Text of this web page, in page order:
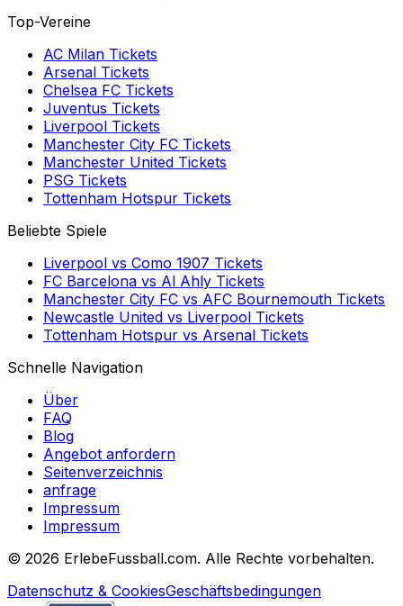
Top-Vereine
AC Milan Tickets
Arsenal Tickets
Chelsea FC Tickets
Juventus Tickets
Liverpool Tickets
Manchester City FC Tickets
Manchester United Tickets
PSG Tickets
Tottenham Hotspur Tickets
Beliebte Spiele
Liverpool vs Como 1907 Tickets
FC Barcelona vs Al Ahly Tickets
Manchester City FC vs AFC Bournemouth Tickets
Newcastle United vs Liverpool Tickets
Tottenham Hotspur vs Arsenal Tickets
Schnelle Navigation
Über
FAQ
Blog
Angebot anfordern
Seitenverzeichnis
anfrage
Impressum
Impressum
© 2026 ErlebeFussball.com. Alle Rechte vorbehalten.
Datenschutz & CookiesGeschäftsbedingungen